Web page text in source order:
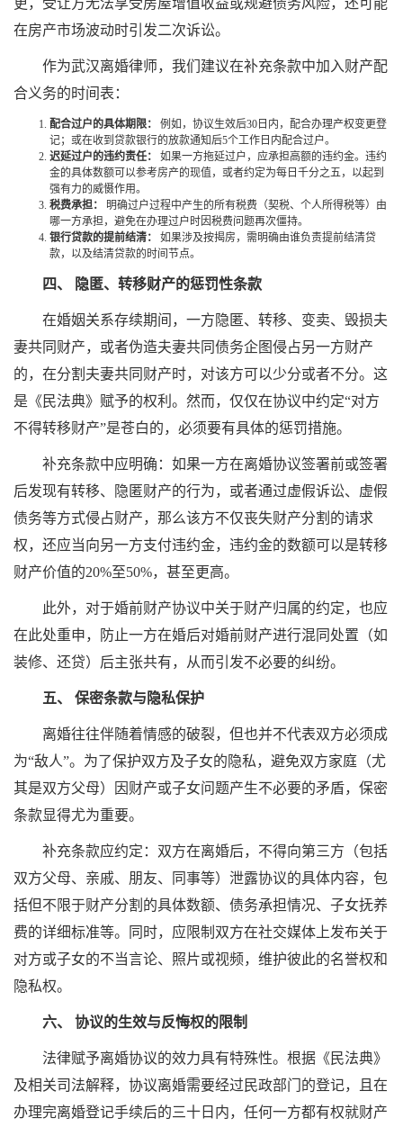
更，受让方无法享受房屋增值收益或规避债务风险，还可能
在房产市场波动时引发二次诉讼。
作为武汉离婚律师，我们建议在补充条款中加入财产配
合义务的时间表：
配合过户的具体期限：
例如，协议生效后30日内，配合办理产权变更登
记；或在收到贷款银行的放款通知后5个工作日内配合过户。
迟延过户的违约责任：
如果一方拖延过户，应承担高额的违约金。违约
金的具体数额可以参考房产的现值，或者约定为每日千分之五，以起到
强有力的威慑作用。
税费承担：
明确过户过程中产生的所有税费（契税、个人所得税等）由
哪一方承担，避免在办理过户时因税费问题再次僵持。
银行贷款的提前结清：
如果涉及按揭房，需明确由谁负责提前结清贷
款，以及结清贷款的时间节点。
四、 隐匿、转移财产的惩罚性条款
在婚姻关系存续期间，一方隐匿、转移、变卖、毁损夫
妻共同财产，或者伪造夫妻共同债务企图侵占另一方财产
的，在分割夫妻共同财产时，对该方可以少分或者不分。这
是《民法典》赋予的权利。然而，仅仅在协议中约定“对方
不得转移财产”是苍白的，必须要有具体的惩罚措施。
补充条款中应明确：如果一方在离婚协议签署前或签署
后发现有转移、隐匿财产的行为，或者通过虚假诉讼、虚假
债务等方式侵占财产，那么该方不仅丧失财产分割的请求
权，还应当向另一方支付违约金，违约金的数额可以是转移
财产价值的20%至50%，甚至更高。
此外，对于婚前财产协议中关于财产归属的约定，也应
在此处重申，防止一方在婚后对婚前财产进行混同处置（如
装修、还贷）后主张共有，从而引发不必要的纠纷。
五、 保密条款与隐私保护
离婚往往伴随着情感的破裂，但也并不代表双方必须成
为“敌人”。为了保护双方及子女的隐私，避免双方家庭（尤
其是双方父母）因财产或子女问题产生不必要的矛盾，保密
条款显得尤为重要。
补充条款应约定：双方在离婚后，不得向第三方（包括
双方父母、亲戚、朋友、同事等）泄露协议的具体内容，包
括但不限于财产分割的具体数额、债务承担情况、子女抚养
费的详细标准等。同时，应限制双方在社交媒体上发布关于
对方或子女的不当言论、照片或视频，维护彼此的名誉权和
隐私权。
六、 协议的生效与反悔权的限制
法律赋予离婚协议的效力具有特殊性。根据《民法典》
及相关司法解释，协议离婚需要经过民政部门的登记，且在
办理完离婚登记手续后的三十日内，任何一方都有权就财产